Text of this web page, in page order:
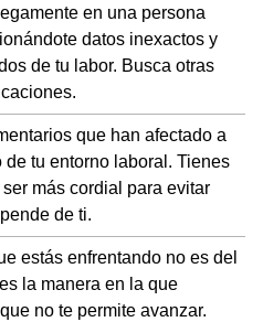
en una persona
datos inexactos y
de tu labor. Busca otras
que han afectado a
tu entorno laboral. Tienes
más cordial para evitar
de ti.
estás enfrentando no es del
la manera en la que
no te permite avanzar.